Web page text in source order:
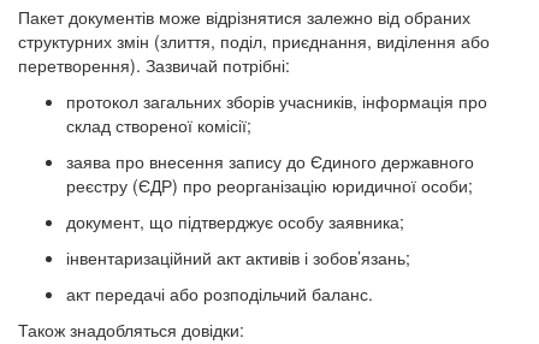
Пакет документів може відрізнятися залежно від обраних
структурних змін (злиття, поділ, приєднання, виділення або
перетворення). Зазвичай потрібні:
протокол загальних зборів учасників, інформація про
склад створеної комісії;
заява про внесення запису до Єдиного державного
реєстру (ЄДР) про реорганізацію юридичної особи;
документ, що підтверджує особу заявника;
інвентаризаційний акт активів і зобов’язань;
акт передачі або розподільчий баланс.
Також знадобляться довідки: